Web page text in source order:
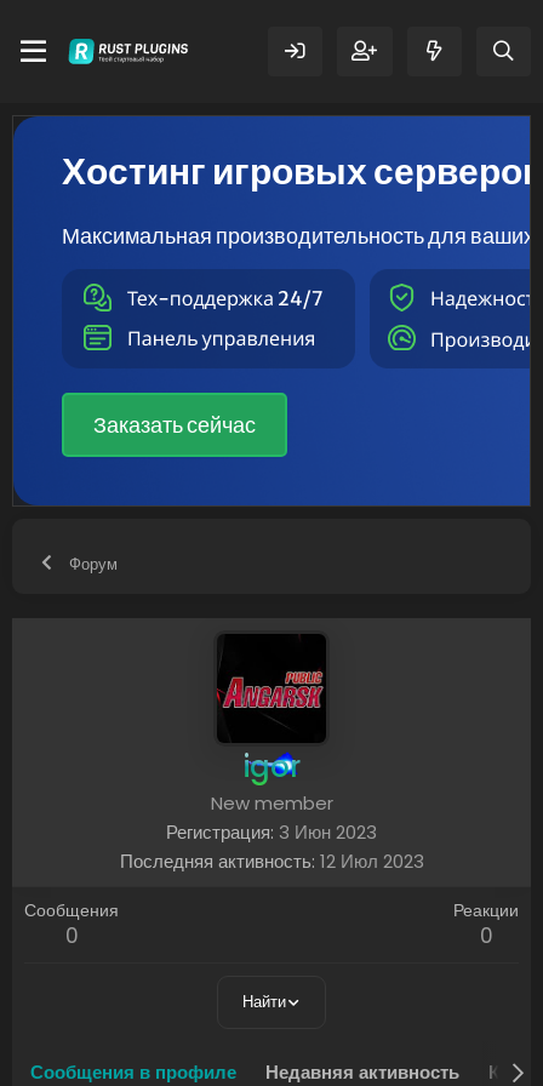
Хостинг игровых серверов
Максимальная производительность для ваших
Заказать сейчас
Форум
igor
New member
Регистрация 3 Июн 2023
Последняя активность 12 Июл 2023
Сообщения
0
Реакции
0
Найти
Сообщения в профиле Недавняя активность